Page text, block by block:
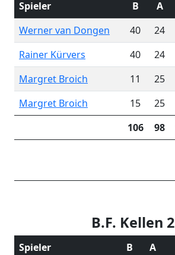
Spieler B A
Werner van Dongen
40 24
Rainer Kürvers
40 24
Margret Broich
11 25
Margret Broich
15 25
106
98
B.F. Kellen 2
Spieler B A